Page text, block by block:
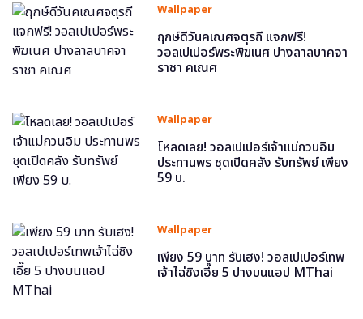
Wallpaper
ฤกษ์ดีวันคเณศจตุรถี แจกฟรี!
วอลเปเปอร์พระพิฆเนศ ปางลาลบาคจา
ราชา คเณศ
Wallpaper
โหลดเลย! วอลเปเปอร์เจ้าแม่กวนอิม
ประทานพร ชุดเปิดคลัง รับทรัพย์ เพียง
59 บ.
Wallpaper
เพียง 59 บาท รับเฮง! วอลเปเปอร์เทพ
เจ้าไฉ่ซิงเอี๊ย 5 ปางบนแอป MThai